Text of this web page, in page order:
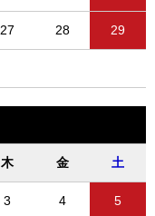
27 28 29
木 金 土
3 4 5